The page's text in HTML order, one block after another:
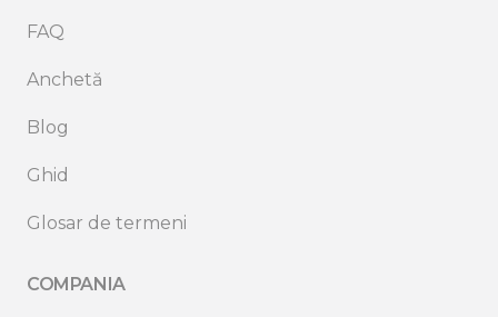
FAQ
Anchetă
Blog
Ghid
Glosar de termeni
COMPANIA